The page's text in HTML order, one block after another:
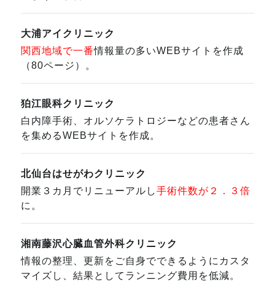
大浦アイクリニック
関西地域で一番情報量の多いWEBサイトを作成
（80ページ）。
狛江眼科クリニック
白内障手術、オルソケラトロジーなどの患者さん
を集めるWEBサイトを作成。
北仙台はせがわクリニック
開業３カ月でリニューアルし手術件数が２．３倍
に。
湘南藤沢心臓血管外科クリニック
情報の整理、更新をご自身でできるようにカスタ
マイズし、結果としてランニング費用を低減。